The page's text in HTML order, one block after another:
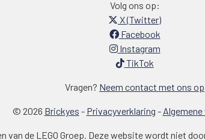
Volg ons op:
X (Twitter)
Facebook
Instagram
TikTok
Vragen? Neem contact met ons op
© 2026 Brickyes - Privacyverklaring -
van de LEGO Groep. Deze website wordt niet